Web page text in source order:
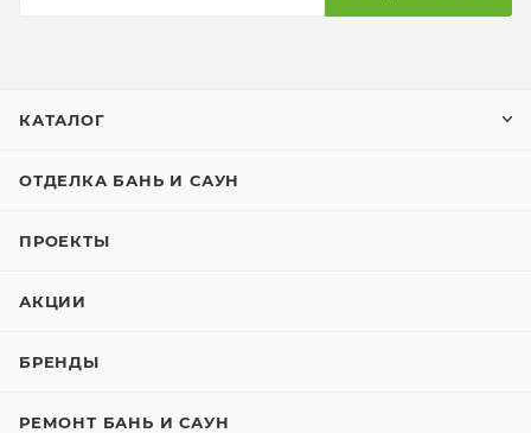
КАТАЛОГ
ОТДЕЛКА БАНЬ И САУН
ПРОЕКТЫ
АКЦИИ
БРЕНДЫ
РЕМОНТ БАНЬ И САУН